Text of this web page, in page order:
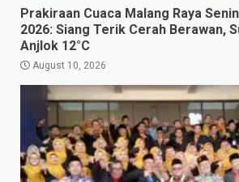
Prakiraan Cuaca Malang Raya
2026: Siang Terik Cerah Berawan,
Anjlok 12°C
August 10, 2026